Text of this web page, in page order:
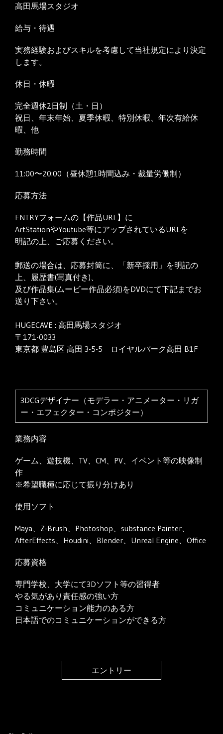
高田馬場スタジオ
給与・待遇
実務経験およびスキルを考慮して当社規定により決定
します。
休日・休暇
完全週休2日制（土・日）
祝日、年末年始、夏季休暇、特別休暇、年次有給休
暇、他
勤務時間
11:00〜20:00（昼休憩1時間込み・裁量労働制）
応募方法
ENTRYフォームの【作品URL】に
ArtStationやYoutube等にアップされているURLを
明記の上、ご応募ください。
郵送の場合は、応募封筒に、「新卒採用」を明記の
上、履歴書(写真付き)、
及び作品集(ムービー作品必須)をDVDにて下記までお
送り下さい。
HUGECAVE : 高田馬場スタジオ
〒171-0033
東京都 豊島区 高田 3-5-5 ロイヤルパーク高田 B1F
3DCGデザイナー（モデラー・アニメーター・リガ
ー・エフェクター・コンポジター）
業務内容
ゲーム、遊技機、TV、CM、PV、イベント等の映像制
作
※希望職種に応じて振り分けあり
使用ソフト
Maya、Z-Brush、Photoshop、substance Painter、
AfterEffects、Houdini、Blender、Unreal Engine、Office
応募資格
専門学校、大学にて3Dソフト等の習得者
やる気があり責任感の強い方
コミュニケーション能力のある方
日本語でのコミュニケーションができる方
エントリー